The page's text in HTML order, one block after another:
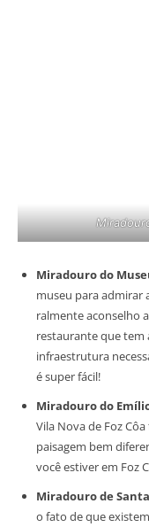
Miradouro do
museu para admirar
ralmente aconselho
restaurante que tem
infraestrutura
é super fácil!
Miradouro do
Vila Nova de Foz
paisagem bem
você estiver em Foz
Miradouro de
o fato de que